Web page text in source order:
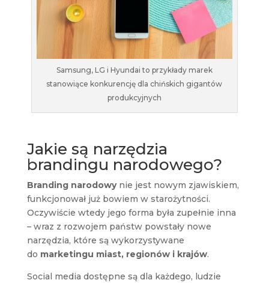
Samsung, LG i Hyundai to przykłady marek
stanowiące konkurencję dla chińskich gigantów
produkcyjnych
Jakie są narzędzia
brandingu narodowego?
Branding narodowynie jest nowym zjawiskiem,
funkcjonował już bowiem w starożytności.
Oczywiście wtedy jego forma była zupełnie inna
– wraz z rozwojem państw powstały nowe
narzędzia, które są wykorzystywane
do marketingu miast, regionów i krajów.
Social media dostępne są dla każdego, ludzie